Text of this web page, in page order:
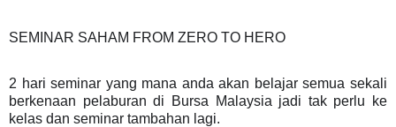
SEMINAR SAHAM FROM ZERO TO HERO
2 hari seminar yang mana anda akan belajar semua sekali
berkenaan pelaburan di Bursa Malaysia jadi tak perlu ke
kelas dan seminar tambahan lagi.